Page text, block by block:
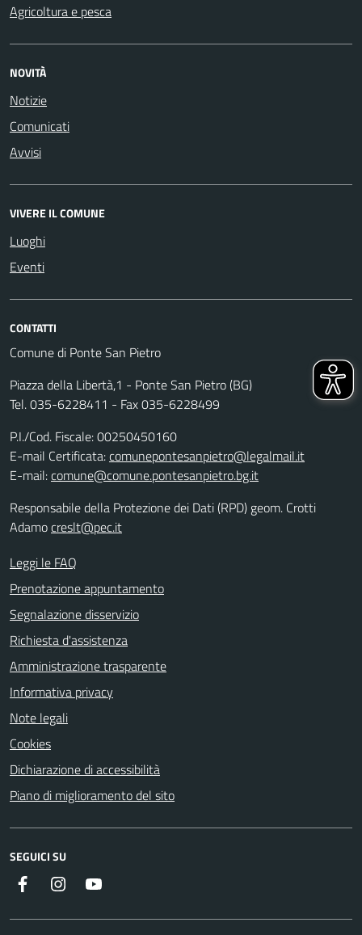
Agricoltura e pesca
NOVITÀ
Notizie
Comunicati
Avvisi
VIVERE IL COMUNE
Luoghi
Eventi
CONTATTI
Comune di Ponte San Pietro
Piazza della Libertà,1 - Ponte San Pietro (BG)
Tel. 035-6228411 - Fax 035-6228499
P.I./Cod. Fiscale: 00250450160
E-mail Certificata:comunepontesanpietro@legalmail.it
E-mail:comune@comune.pontesanpietro.bg.it
Responsabile della Protezione dei Dati (RPD) geom. Crotti
Adamocreslt@pec.it
Leggi le FAQ
Prenotazione appuntamento
Segnalazione disservizio
Richiesta d'assistenza
Amministrazione trasparente
Informativa privacy
Note legali
Cookies
Dichiarazione di accessibilità
Piano di miglioramento del sito
SEGUICI SU
Facebook Instagram